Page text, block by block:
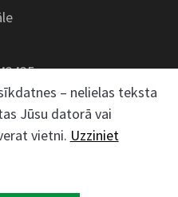
Zaļenieki, Zaļenieku
LV- 3011, Latvija
– nelielas teksta
Jūsu datorā vai
vietni. Uzziniet